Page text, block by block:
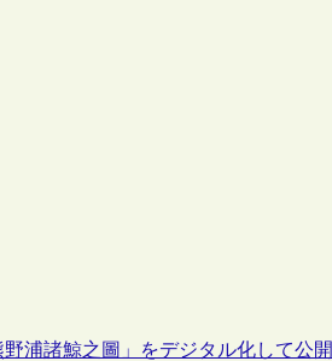
浦諸鯨之圖」をデジタル化して公開